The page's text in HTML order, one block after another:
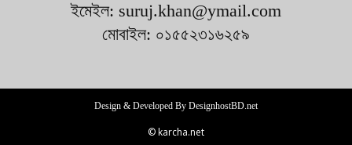
ইমেইল: suruj.khan@ymail.com
মোবাইল: ০১৫৫২৩১৬২৫৯
Design & Developed By DesignhostBD.net
© karcha.net